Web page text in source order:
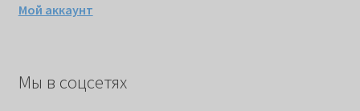
Мой аккаунт
Мы в соцсетях